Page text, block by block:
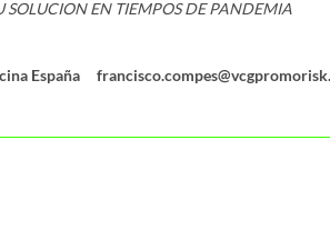
SOLUCION EN TIEMPOS DE PANDEMIA
España